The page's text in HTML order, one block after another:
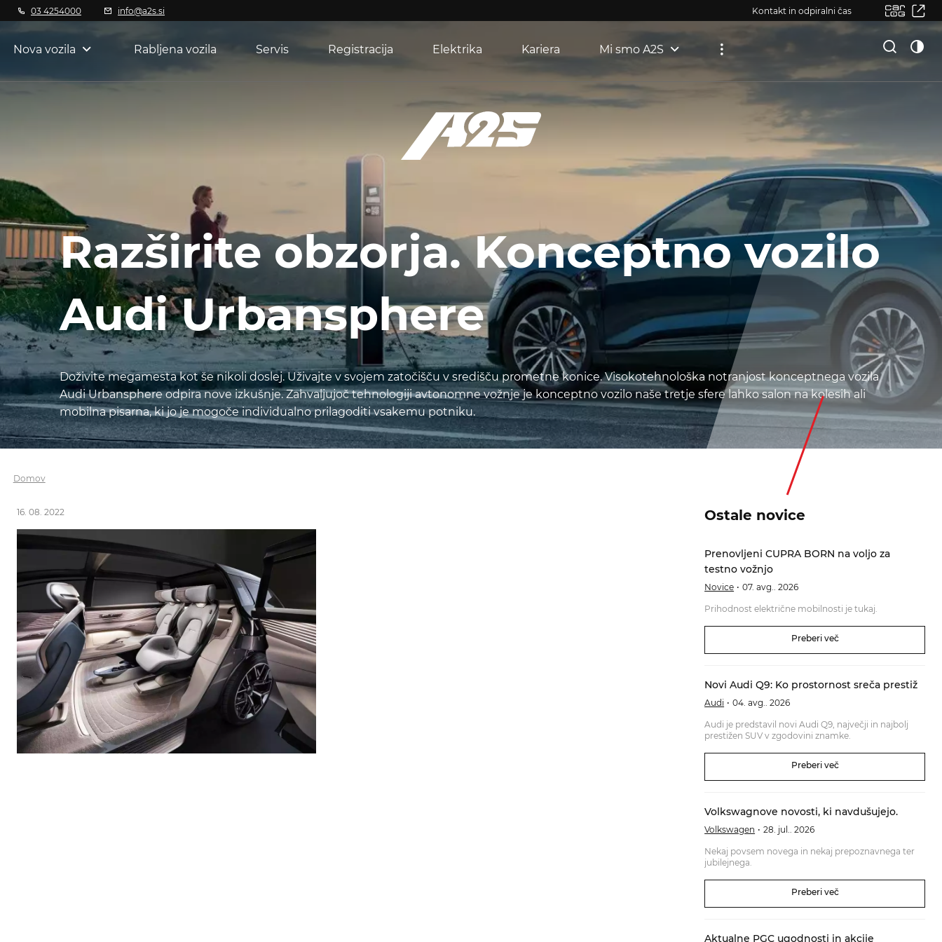
03 4254000 info@a2s.si Kontakt in odpiralni čas
Nova vozila Rabljena vozila Servis Registracija Elektrika Kariera Mi smo A2S
Razširite obzorja. Konceptno vozilo
Audi Urbansphere
Doživite megamesta kot še nikoli doslej. Uživajte v svojem zatočišču v središču prometne konice. Visokotehnološka notranjost konceptnega vozila
Audi Urbansphere odpira nove izkušnje. Zahvaljujoč tehnologiji avtonomne vožnje je konceptno vozilo naše tretje sfere lahko salon na kolesih ali
mobilna pisarna, ki jo je mogoče individualno prilagoditi vsakemu potniku.
Domov
16. 08. 2022 Ostale novice
Prenovljeni CUPRA BORN na voljo za
testno vožnjo
Novice 07. avg.. 2026
Prihodnost električne mobilnosti je tukaj.
Preberi več
Novi Audi Q9: Ko prostornost sreča prestiž
Audi 04. avg.. 2026
Audi je predstavil novi Audi Q9, največji in najbolj
prestižen SUV v zgodovini znamke.
Preberi več
Volkswagnove novosti, ki navdušujejo.
Volkswagen 28. jul.. 2026
Nekaj povsem novega in nekaj prepoznavnega ter
jubilejnega.
Preberi več
Aktualne PGC ugodnosti in akcije